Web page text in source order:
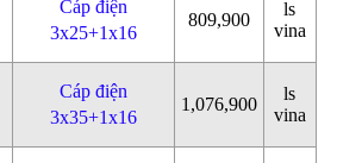
Cáp điện
3x25+1x16
809,900
ls
vina
Cáp điện
3x35+1x16
1,076,900
ls
vina